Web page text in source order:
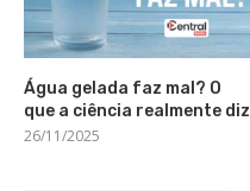
Água gelada faz mal? O
que a ciência realmente diz
26/11/2025